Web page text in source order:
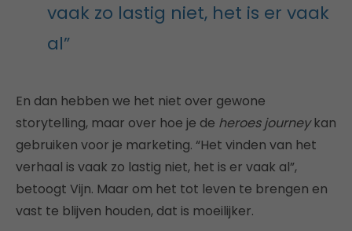
vaak zo lastig niet, het is er vaak
al”
En dan hebben we het niet over gewone
storytelling, maar over hoe je de heroes journeykan
gebruiken voor je marketing. “Het vinden van het
verhaal is vaak zo lastig niet, het is er vaak al”,
betoogt Vijn. Maar om het tot leven te brengen en
vast te blijven houden, dat is moeilijker.